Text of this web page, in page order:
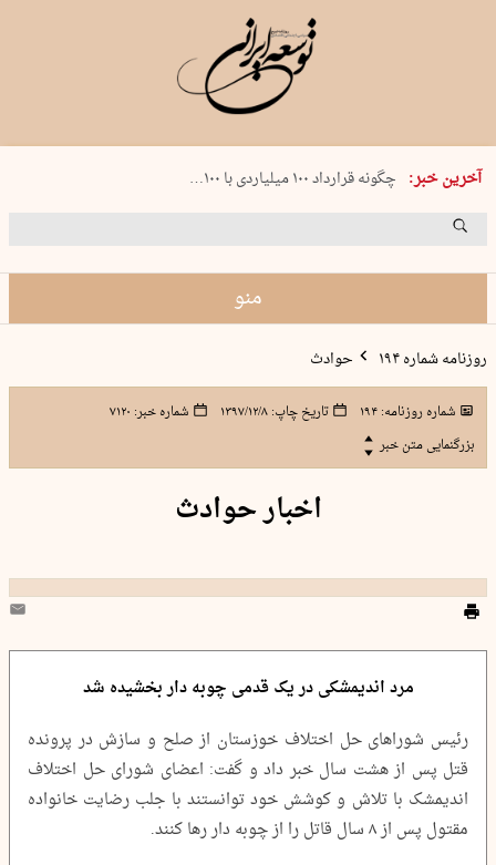
آخرین خبر:
شنبه 17 مرداد 1405 شماره 2244
چگونه قرارداد ۱۰۰ میلیاردی با ۱۰۰…
پنجره‌ای که باز نشد
منو
روزنامه شماره ۱۹۴ حوادث
شماره روزنامه:۱۹۴ تاریخ چاپ:۱۳۹۷/۱۲/۸ شماره خبر: ۷۱۲۰
بزرگنمایی متن خبر
اخبار حوادث
مرد اندیمشکی در یک قدمی چوبه دار بخشیده شد
رئیس شورا‌های حل اختلاف خوزستان از صلح و سازش در پرونده
قتل پس از هشت سال خبر داد و گفت: اعضای شورای حل اختلاف
اندیمشک با تلاش و کوشش خود توانستند با جلب رضایت خانواده
مقتول پس از ۸ سال قاتل را از چوبه دار رها کنند.